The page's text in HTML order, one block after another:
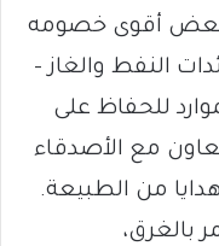
بعض أقوى خصومه
النفط والغاز –
للحفاظ على
مع الأصدقاء
من الطبيعة.
بالغرق،